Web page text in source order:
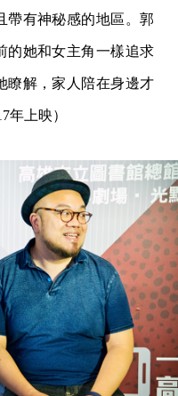
帶有神秘感的地區。郭
的她和女主角一樣追求
瞭解，家人陪在身邊才
年上映）